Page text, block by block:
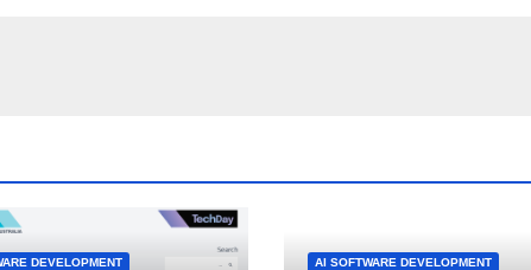
DEVELOPMENT AI SOFTWARE DEVELOPMENT